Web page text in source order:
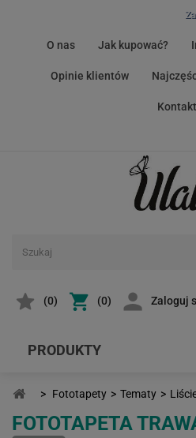
O nas Jak kupować?
Opinie klientów
Kontakt
(0) (0) Zaloguj
PRODUKTY
> Fototapety > Tematy >
FOTOTAPETA